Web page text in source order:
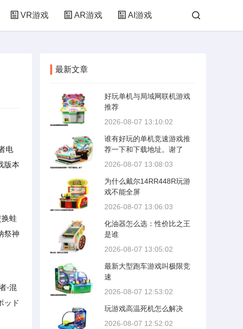
VR游戏 AR游戏 AI游戏
电
版本
蛙
祭神
-混
ッド
最新文章
好玩单机与局域网联机游戏
推荐
2026-08-07 13:10:02
谁有好玩的单机竞速游戏推
荐一下和下载地址。谢了
2026-08-07 13:08:03
为什么戴尔14RR448R玩游
戏不能全屏
2026-08-07 13:06:03
化油器怎么选：性价比之王
是谁
2026-08-07 13:05:02
最新大型跑车游戏叫极限竞
速
2026-08-07 12:53:02
玩游戏高温死机怎么解决
2026-08-07 12:52:02